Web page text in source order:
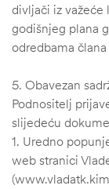
divljači iz
godišnjeg plana
odredbama
5. Obavezan
Podnositelj
slijedeću
1. Uredno
web stranici